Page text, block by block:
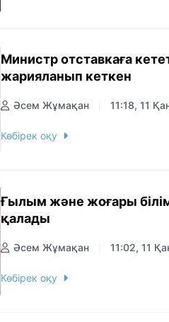
Министр отставкаға
жарияланып кеткен
Әсем Жұмақан 11:18, 11
Көбірек оқу
Ғылым және жоғары
қалады
Әсем Жұмақан 11:02, 11
Көбірек оқу